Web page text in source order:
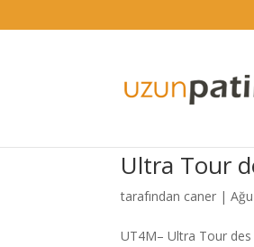
Ultra Tour
tarafından caner |
UT4M– Ultra Tour des